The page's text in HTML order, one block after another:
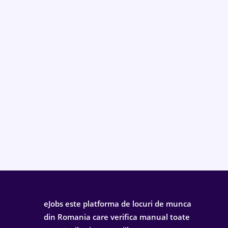
eJobs este platforma de locuri de munca
din Romania care verifica manual toate